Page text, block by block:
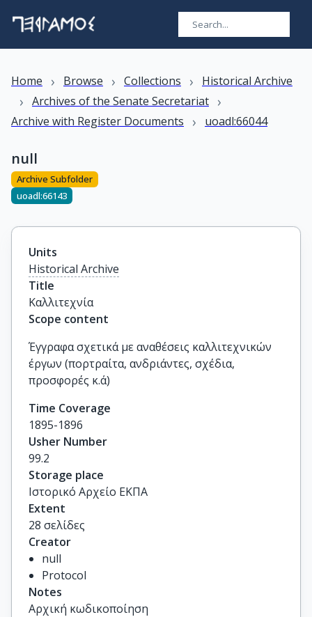
Home › Browse › Collections › Historical Archive
› Archives of the Senate Secretariat ›
Archive with Register Documents › uoadl:66044
null
Archive Subfolder
uoadl:66143
Units
Historical Archive
Title
Καλλιτεχνία
Scope content
Έγγραφα σχετικά με αναθέσεις καλλιτεχνικών
έργων (πορτραίτα, ανδριάντες, σχέδια,
προσφορές κ.ά)
Time Coverage
1895-1896
Usher Number
99.2
Storage place
Ιστορικό Αρχείο ΕΚΠΑ
Extent
28 σελίδες
Creator
null
Protocol
Notes
Αρχική κωδικοποίηση